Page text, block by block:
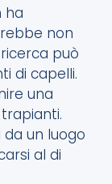
ha
non
può
di capelli.
una
un luogo
al di